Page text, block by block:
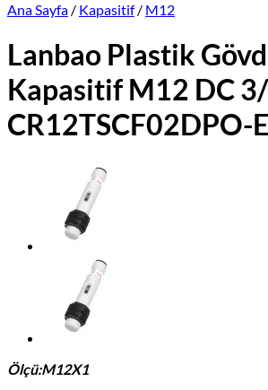
Ana Sayfa / Kapasitif / M12
Lanbao Plastik
Kapasitif M12 DC
CR12TSCF02DPO-
Ölçü:M12X1